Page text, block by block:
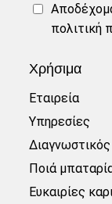
πολιτική
Χρήσιμα
Εταιρεία
Υπηρεσίες
Ποιά
Ευκαιρίες